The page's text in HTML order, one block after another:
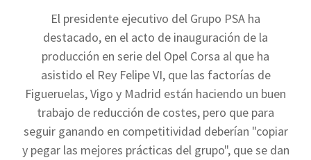
El presidente ejecutivo del Grupo PSA ha
destacado, en el acto de inauguración de la
producción en serie del Opel Corsa al que ha
asistido el Rey Felipe VI, que las factorías de
Figueruelas, Vigo y Madrid están haciendo un buen
trabajo de reducción de costes, pero que para
seguir ganando en competitividad deberían "copiar
y pegar las mejores prácticas del grupo", que se dan